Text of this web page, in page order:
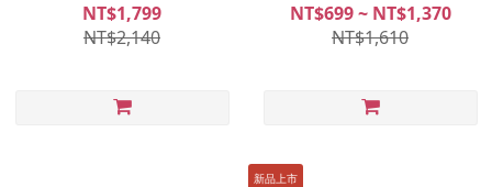
NT$1,799
NT$2,140
NT$699 ~ NT$1,370
NT$1,610
新品上市